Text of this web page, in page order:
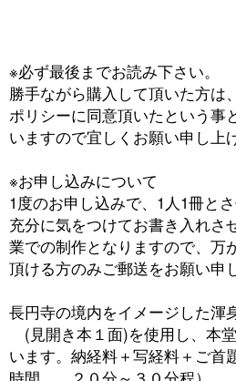
※必ず最後までお読み下さい。
勝手ながら購入して頂いた方は
ポリシーに同意頂いたという事
いますので宜しくお願い申し上
※お申し込みについて
1度のお申し込みで、1人1冊とさ
充分に気をつけてお書き入れさ
業での制作となりますので、万
頂ける方のみご郵送をお願い申
長円寺の境内をイメージした渾
(見開き本１面)を使用し、
います。納経料＋写経料＋ご首